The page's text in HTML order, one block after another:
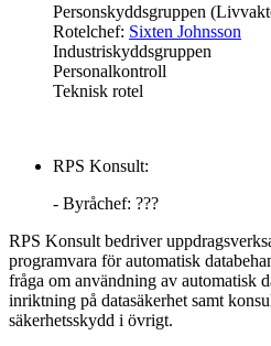
Personskyddsgruppen
Rotelchef: Sixten Johnsson
Industriskyddsgruppen
Personalkontroll
Teknisk rotel
RPS Konsult:
- Byråchef: ???
RPS Konsult bedriver
programvara för automatisk
fråga om användning av automatisk
inriktning på datasäkerhet samt
säkerhetsskydd i övrigt.